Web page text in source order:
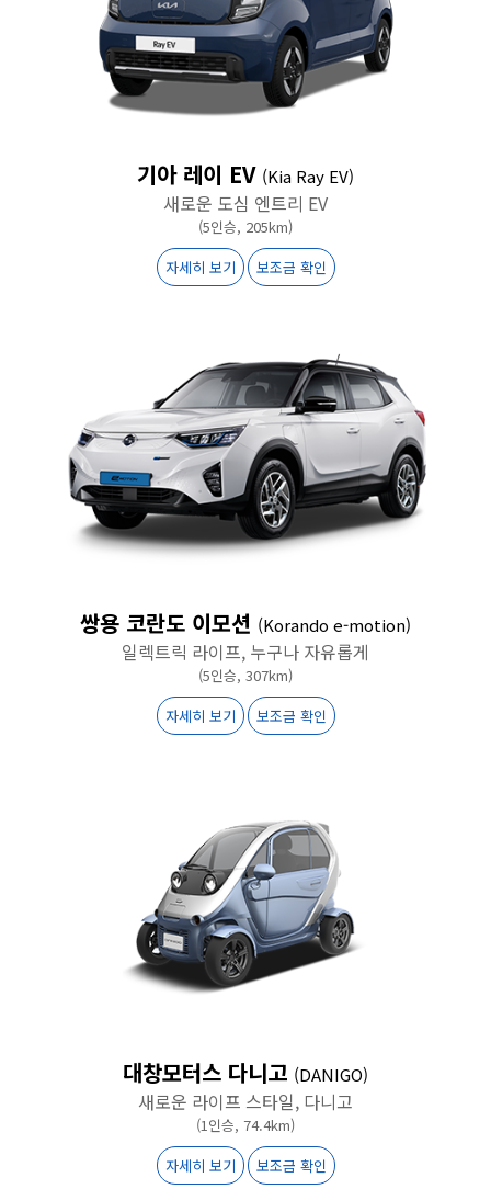
기아 레이 EV (Kia Ray EV)
새로운 도심 엔트리 EV
(5인승, 205km)
자세히 보기
보조금 확인
쌍용 코란도 이모션 (Korando e-motion)
일렉트릭 라이프, 누구나 자유롭게
(5인승, 307km)
자세히 보기
보조금 확인
대창모터스 다니고 (DANIGO)
새로운 라이프 스타일, 다니고
(1인승, 74.4km)
자세히 보기
보조금 확인